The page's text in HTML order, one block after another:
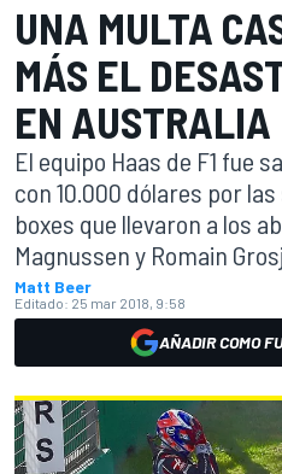
UNA MULTA
MÁS EL
EN AUSTRALIA
El equipo Haas de F1 fue
con 10.000 dólares por
boxes que llevaron a los
Magnussen y Romain
Matt Beer
Editado: 25 mar 2018, 9:58
AÑADIR COMO